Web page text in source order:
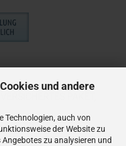
und andere
Technologien, auch von
der Website zu
zu analysieren und
PAKET,